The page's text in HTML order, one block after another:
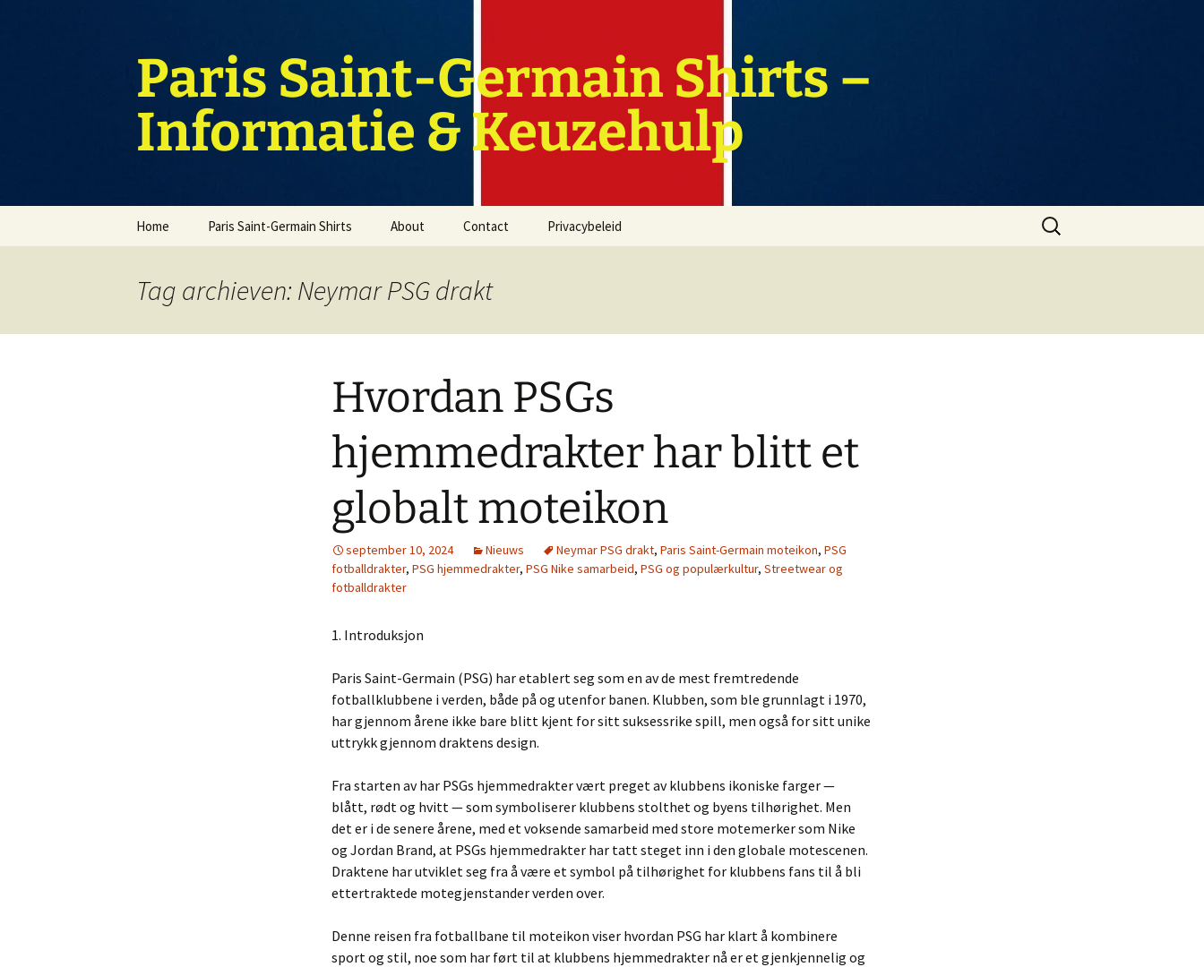
Paris Saint-Germain Shirts –
Informatie & Keuzehulp
Home Paris Saint-Germain Shirts About Contact Privacybeleid
Zoeken
naar:
Tag archieven: Neymar PSG drakt
Hvordan PSGs
hjemmedrakter har blitt et
globalt moteikon
september 10, 2024 Nieuws Neymar PSG drakt, Paris Saint-Germain moteikon, PSG
fotballdrakter, PSG hjemmedrakter, PSG Nike samarbeid, PSG og populærkultur, Streetwear og
fotballdrakter
1. Introduksjon
Paris Saint-Germain (PSG) har etablert seg som en av de mest fremtredende
fotballklubbene i verden, både på og utenfor banen. Klubben, som ble grunnlagt i 1970,
har gjennom årene ikke bare blitt kjent for sitt suksessrike spill, men også for sitt unike
uttrykk gjennom draktens design.
Fra starten av har PSGs hjemmedrakter vært preget av klubbens ikoniske farger —
blått, rødt og hvitt — som symboliserer klubbens stolthet og byens tilhørighet. Men
det er i de senere årene, med et voksende samarbeid med store motemerker som Nike
og Jordan Brand, at PSGs hjemmedrakter har tatt steget inn i den globale motescenen.
Draktene har utviklet seg fra å være et symbol på tilhørighet for klubbens fans til å bli
ettertraktede motegjenstander verden over.
Denne reisen fra fotballbane til moteikon viser hvordan PSG har klart å kombinere
sport og stil, noe som har ført til at klubbens hjemmedrakter nå er et gjenkjennelig og